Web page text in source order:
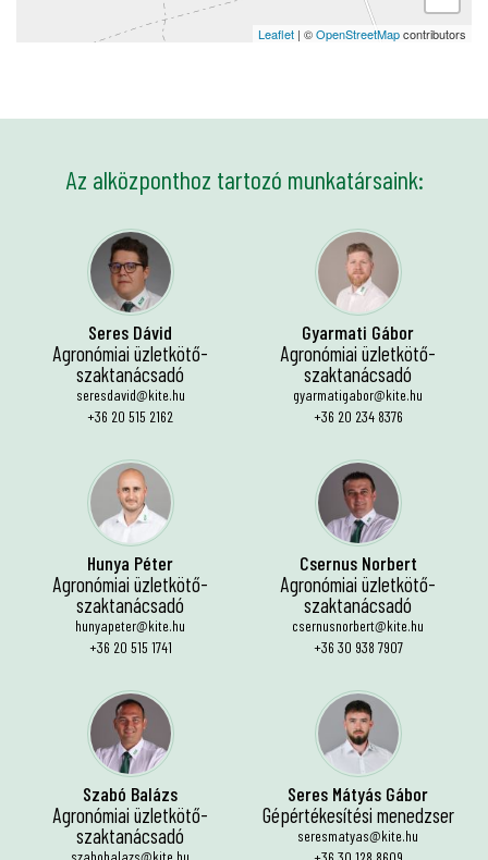
Leaflet | ©OpenStreetMapcontributors
Az alközponthoz tartozó munkatársaink:
Seres Dávid
Agronómiai üzletkötő-
szaktanácsadó
seresdavid@kite.hu
+36 20 515 2162
Gyarmati Gábor
Agronómiai üzletkötő-
szaktanácsadó
gyarmatigabor@kite.hu
+36 20 234 8376
Hunya Péter
Agronómiai üzletkötő-
szaktanácsadó
hunyapeter@kite.hu
+36 20 515 1741
Csernus Norbert
Agronómiai üzletkötő-
szaktanácsadó
csernusnorbert@kite.hu
+36 30 938 7907
Szabó Balázs
Agronómiai üzletkötő-
szaktanácsadó
szabobalazs@kite.hu
Seres Mátyás Gábor
Gépértékesítési menedzser
seresmatyas@kite.hu